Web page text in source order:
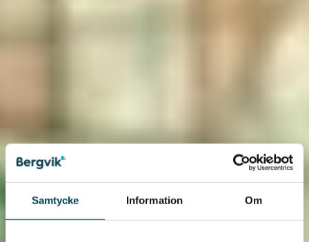
Samtycke Information Om